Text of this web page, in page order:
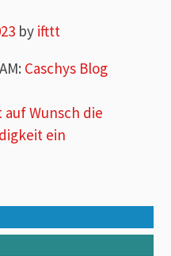
by ifttt
: Caschys Blog
Wunsch die
ein